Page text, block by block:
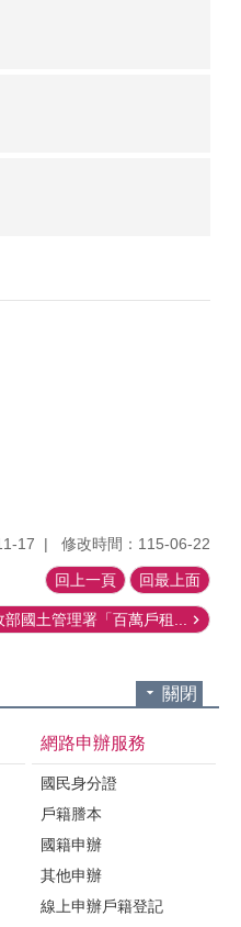
17 修改時間：115-06-22
回上一頁 回最上面
國土管理署「百萬戶租...
關閉
網路申辦服務
國民身分證
戶籍謄本
國籍申辦
其他申辦
線上申辦戶籍登記